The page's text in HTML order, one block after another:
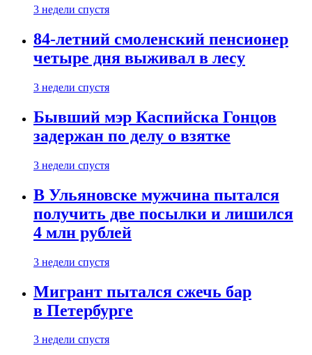
3 недели спустя
84-летний смоленский пенсионер
четыре дня выживал в лесу
3 недели спустя
Бывший мэр Каспийска Гонцов
задержан по делу о взятке
3 недели спустя
В Ульяновске мужчина пытался
получить две посылки и лишился
4 млн рублей
3 недели спустя
Мигрант пытался сжечь бар
в Петербурге
3 недели спустя